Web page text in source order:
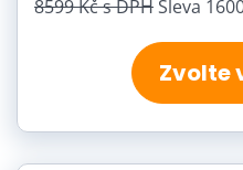
8599 Kčs DPHSleva
Zvolte